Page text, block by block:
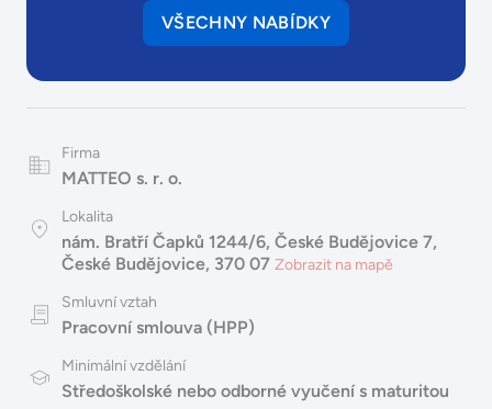
VŠECHNY NABÍDKY
Firma
MATTEO s. r. o.
Lokalita
nám. Bratří Čapků 1244/6, České Budějovice 7,
České Budějovice, 370 07 Zobrazit na mapě
Smluvní vztah
Pracovní smlouva (HPP)
Minimální vzdělání
Středoškolské nebo odborné vyučení s maturitou